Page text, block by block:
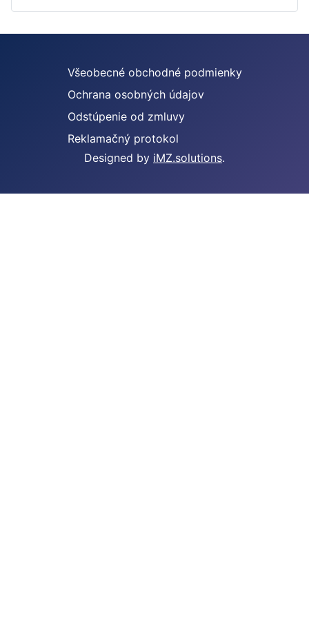
Všeobecné obchodné podmienky
Ochrana osobných údajov
Odstúpenie od zmluvy
Reklamačný protokol
Designed by iMZ.solutions.